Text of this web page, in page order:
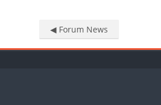
◀︎ Forum News